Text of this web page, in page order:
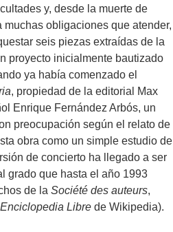
y, desde la muerte de
obligaciones que atender,
seis piezas extraídas de la
proyecto inicialmente bautizado
ya había comenzado el
, propiedad de la editorial Max
Enrique Fernández Arbós, un
preocupación según el relato de
obra como un simple estudio de
de concierto ha llegado a ser
grado que hasta el año 1993
de la Société des auteurs,
Enciclopedia Libre de Wikipedia).